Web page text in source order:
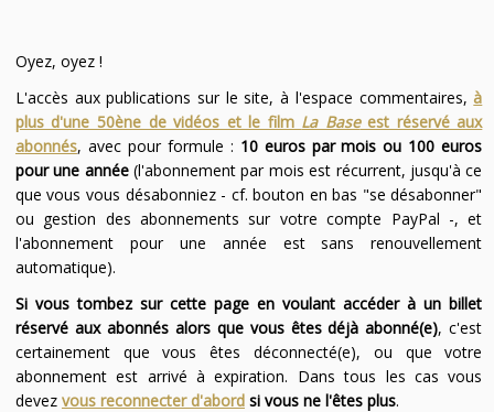
Oyez, oyez !
L'accès aux publications sur le site, à l'espace commentaires,à
plus d'une 50ène de vidéos et le film La Baseest réservé aux
abonnés, avec pour formule : 10 euros par mois ou 100 euros
pour une année(l'abonnement par mois est récurrent, jusqu'à ce
que vous vous désabonniez - cf. bouton en bas "se désabonner"
ou gestion des abonnements sur votre compte PayPal -, et
l'abonnement pour une année est sans renouvellement
automatique).
Si vous tombez sur cette page en voulant accéder à un billet
réservé aux abonnés alors que vous êtes déjà abonné(e), c'est
certainement que vous êtes déconnecté(e), ou que votre
abonnement est arrivé à expiration. Dans tous les cas vous
devez vous reconnecter d'abordsi vous ne l'êtes plus.